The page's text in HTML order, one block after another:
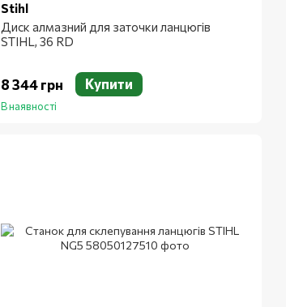
Stihl
Диск алмазний для заточки ланцюгів
STIHL, 36 RD
8 344 грн Купити
В наявності